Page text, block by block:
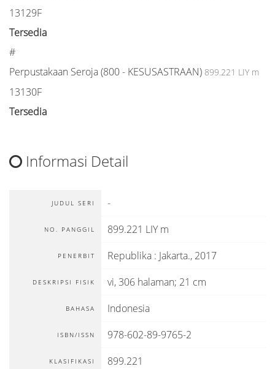
13129F
Tersedia
#
Perpustakaan Seroja (800 - KESUSASTRAAN) 899.221 LIY m
13130F
Tersedia
Informasi Detail
JUDUL SERI -
NO. PANGGIL 899.221 LIY m
PENERBIT Republika : Jakarta., 2017
DESKRIPSI FISIK vi, 306 halaman; 21 cm
BAHASA Indonesia
ISBN/ISSN 978-602-89-9765-2
KLASIFIKASI 899.221